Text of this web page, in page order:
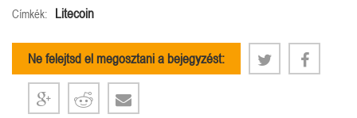
Címkék: Litecoin
Ne felejtsd el megosztani a bejegyzést: